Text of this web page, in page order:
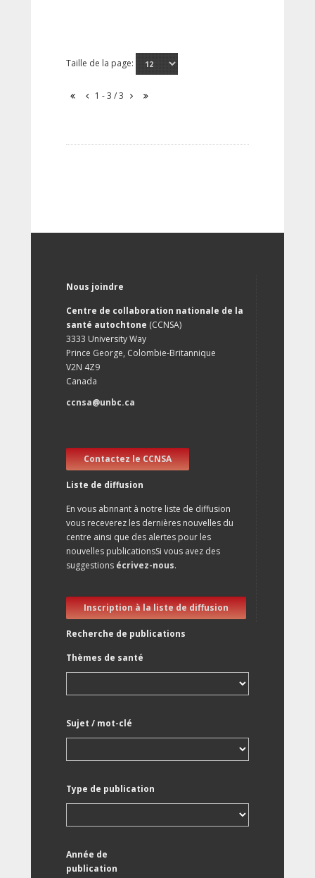
Taille de la page:
1 - 3 / 3
Nous joindre
Centre de collaboration nationale de la
santé autochtone (CCNSA)
3333 University Way
Prince George, Colombie-Britannique
V2N 4Z9
Canada
ccnsa@unbc.ca
Contactez le CCNSA
Liste de diffusion
En vous abnnant à notre liste de diffusion
vous receverez les dernières nouvelles du
centre ainsi que des alertes pour les
nouvelles publicationsSi vous avez des
suggestions écrivez-nous.
Inscription à la liste de diffusion
Recherche de publications
Thèmes de santé
Sujet / mot-clé
Type de publication
Année de
publication